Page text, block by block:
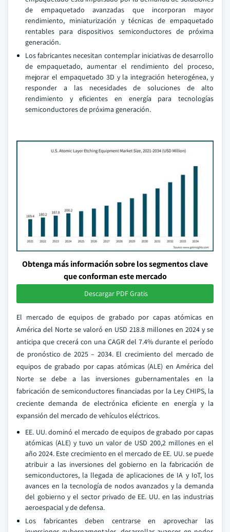
de empaquetado avanzadas que incorporan mayor
rendimiento, miniaturización y técnicas de empaquetado
rentables para dispositivos semiconductores de próxima
generación.
Los fabricantes necesitan contemplar iniciativas de desarrollo
de empaquetado, aumentar el rendimiento del proceso,
mejorar el empaquetado 3D y la integración heterogénea, y
responder a las necesidades de soluciones de alto
rendimiento y eficientes en energía para tecnologías
semiconductores de próxima generación.
Obtenga más información sobre los segmentos clave
que conforman este mercado
Descargar PDF Gratis
El mercado de equipos de grabado por capas atómicas en
América del Norte se valoró en USD 218.8 millones en 2024 y se
anticipa que crecerá con una CAGR del 7.4% durante el período
de pronóstico de 2025 – 2034. El crecimiento del mercado de
equipos de grabado por capas atómicas (ALE) en América del
Norte se debe a las inversiones gubernamentales en la
fabricación de semiconductores financiadas por la Ley CHIPS, la
creciente demanda de electrónica eficiente en energía y la
expansión del mercado de vehículos eléctricos.
EE. UU. dominó el mercado de equipos de grabado por capas
atómicas (ALE) y tuvo un valor de USD 200,2 millones en el
año 2024. Este crecimiento en el mercado de EE. UU. se puede
atribuir a las inversiones del gobierno en la fabricación de
semiconductores, la llegada de aplicaciones de IA y IoT, los
avances en la tecnología de nodos avanzados y la demanda
del gobierno y el sector privado de EE. UU. en las industrias
aeroespacial y de defensa.
Los fabricantes deben centrarse en aprovechar las